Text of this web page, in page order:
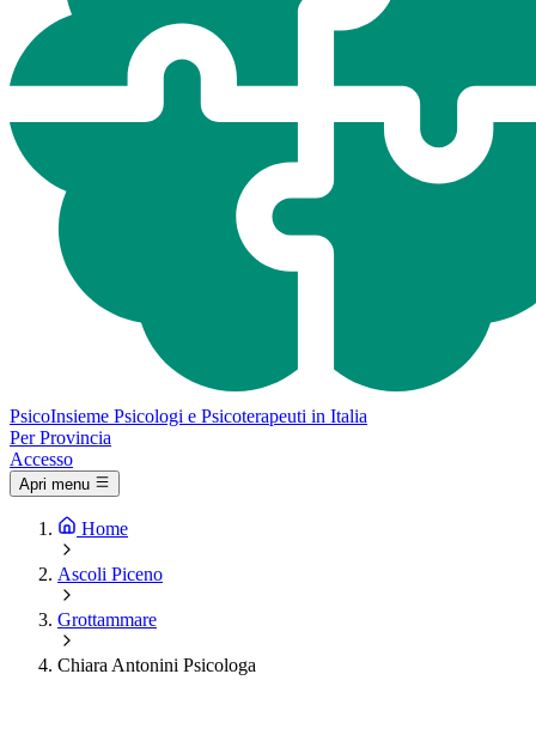
PsicoInsieme Psicologi e Psicoterapeuti in Italia
Per Provincia
Accesso
Apri menu
Home
Ascoli Piceno
Grottammare
Chiara Antonini Psicologa